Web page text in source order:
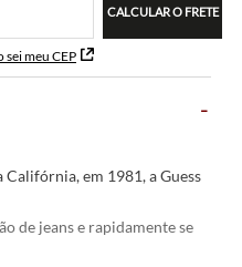
sei meu CEP
CALCULAR O FRETE
-
em 1981, a Guess
de jeans e rapidamente se